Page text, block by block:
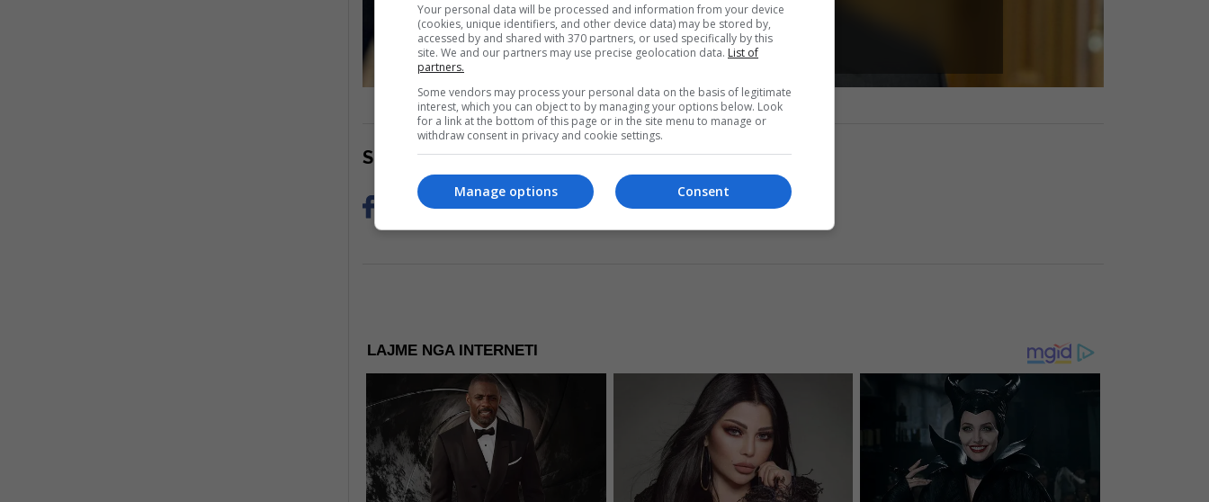
Read more
Share Now
LAJME NGA INTERNETI
Your personal data will be processed and information from your device
(cookies, unique identifiers, and other device data) may be stored by,
accessed by and shared with 370 partners, or used specifically by this
site. We and our partners may use precise geolocation data. List of
partners.
Some vendors may process your personal data on the basis of legitimate
interest, which you can object to by managing your options below. Look
for a link at the bottom of this page or in the site menu to manage or
withdraw consent in privacy and cookie settings.
Consent
Manage options